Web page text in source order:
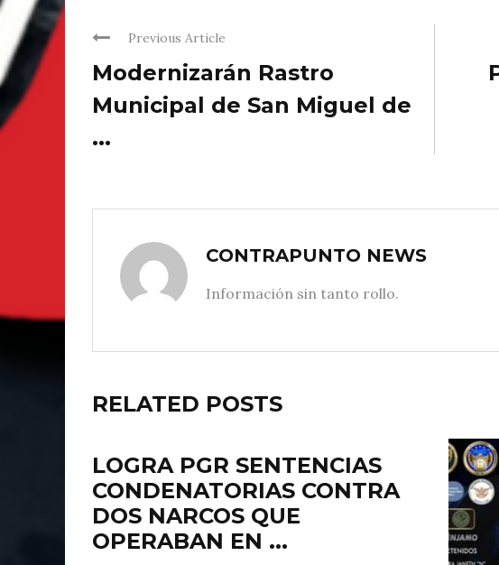
Previous Article
Modernizarán Rastro
Municipal de San Miguel de
...
CONTRAPUNTO NEWS
Información sin tanto rollo.
RELATED POSTS
LOGRA PGR SENTENCIAS
CONDENATORIAS CONTRA
DOS NARCOS QUE
OPERABAN EN ...